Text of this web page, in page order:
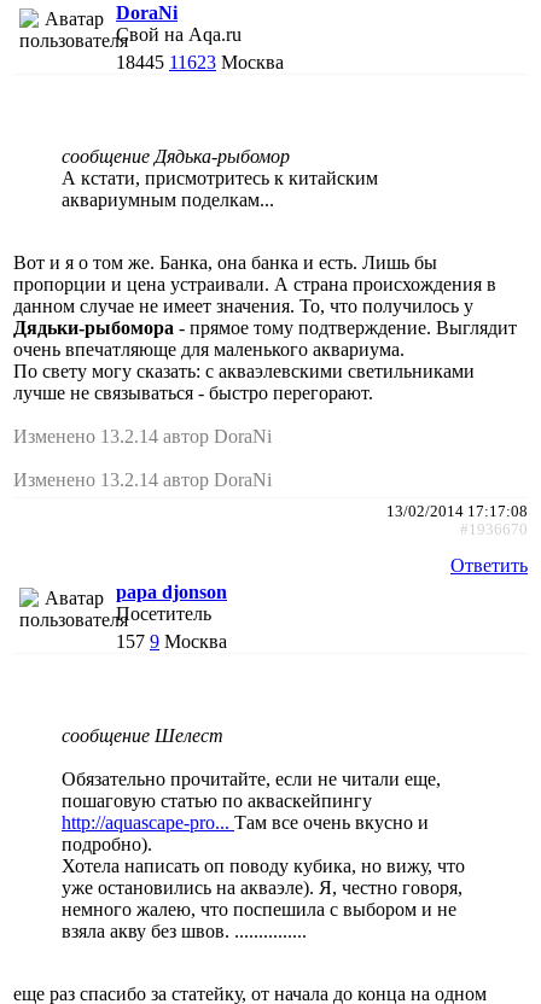
DoraNi
Свой на Aqa.ru
18445 11623 Москва
сообщение Дядька-рыбомор
А кстати, присмотритесь к китайским
аквариумным поделкам...
Вот и я о том же. Банка, она банка и есть. Лишь бы
пропорции и цена устраивали. А страна происхождения в
данном случае не имеет значения. То, что получилось у
Дядьки-рыбомора - прямое тому подтверждение. Выглядит
очень впечатляюще для маленького аквариума.
По свету могу сказать: с акваэлевскими светильниками
лучше не связываться - быстро перегорают.
Изменено 13.2.14 автор DoraNi
Изменено 13.2.14 автор DoraNi
13/02/2014 17:17:08
#1936670
Ответить
papa djonson
Посетитель
157 9 Москва
сообщение Шелест
Обязательно прочитайте, если не читали еще,
пошаговую статью по акваскейпингу
http://aquascape-pro... Там все очень вкусно и
подробно).
Хотела написать оп поводу кубика, но вижу, что
уже остановились на акваэле). Я, честно говоря,
немного жалею, что поспешила с выбором и не
взяла акву без швов. ...............
еще раз спасибо за статейку, от начала до конца на одном